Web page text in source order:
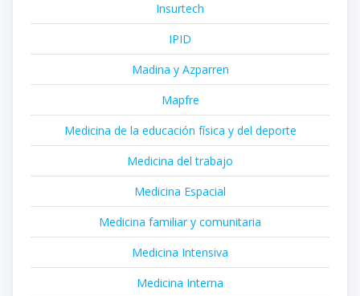
Insurtech
IPID
Madina y Azparren
Mapfre
Medicina de la educación física y del deporte
Medicina del trabajo
Medicina Espacial
Medicina familiar y comunitaria
Medicina Intensiva
Medicina Interna